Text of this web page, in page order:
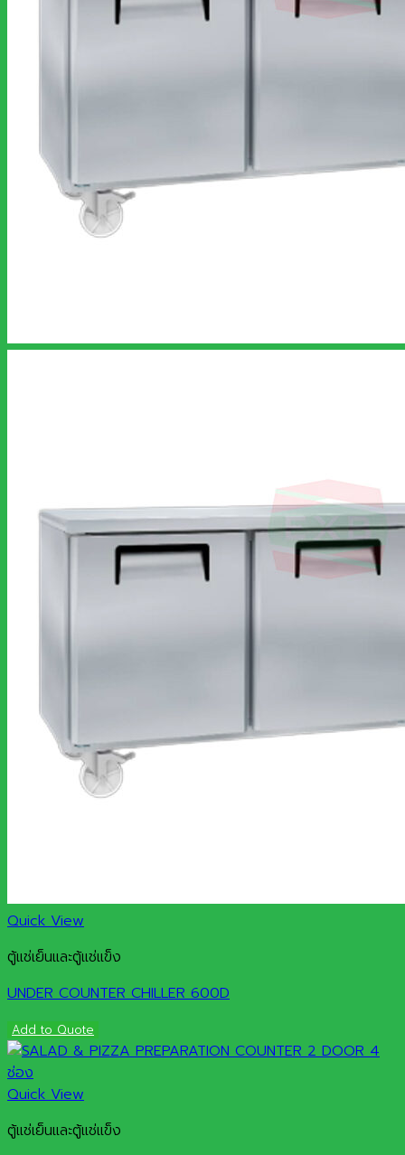
Quick View
ตู้แช่เย็นและตู้แช่แข็ง
UNDER COUNTER CHILLER 600D
Add to Quote
Quick View
ตู้แช่เย็นและตู้แช่แข็ง